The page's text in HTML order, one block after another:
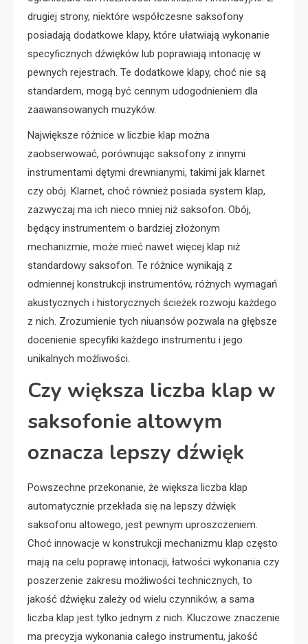
drugiej strony, niektóre współczesne saksofony
posiadają dodatkowe klapy, które ułatwiają wykonanie
specyficznych dźwięków lub poprawiają intonację w
pewnych rejestrach. Te dodatkowe klapy, choć nie są
standardem, mogą być cennym udogodnieniem dla
zaawansowanych muzyków.
Największe różnice w liczbie klap można
zaobserwować, porównując saksofony z innymi
instrumentami dętymi drewnianymi, takimi jak klarnet
czy obój. Klarnet, choć również posiada system klap,
zazwyczaj ma ich nieco mniej niż saksofon. Obój,
będący instrumentem o bardziej złożonym
mechanizmie, może mieć nawet więcej klap niż
standardowy saksofon. Te różnice wynikają z
odmiennej konstrukcji instrumentów, różnych wymagań
akustycznych i historycznych ścieżek rozwoju każdego
z nich. Zrozumienie tych niuansów pozwala na głębsze
docenienie specyfiki każdego instrumentu i jego
unikalnych możliwości.
Czy większa liczba klap w
saksofonie altowym
oznacza lepszy dźwięk
Powszechne przekonanie, że większa liczba klap
automatycznie przekłada się na lepszy dźwięk
saksofonu altowego, jest pewnym uproszczeniem.
Choć innowacje w konstrukcji mechanizmu klap często
mają na celu poprawę intonacji, łatwości wykonania czy
poszerzenie zakresu możliwości technicznych, to
jakość dźwięku zależy od wielu czynników, a sama
liczba klap jest tylko jednym z nich. Kluczowe znaczenie
ma precyzja wykonania całego instrumentu, jakość